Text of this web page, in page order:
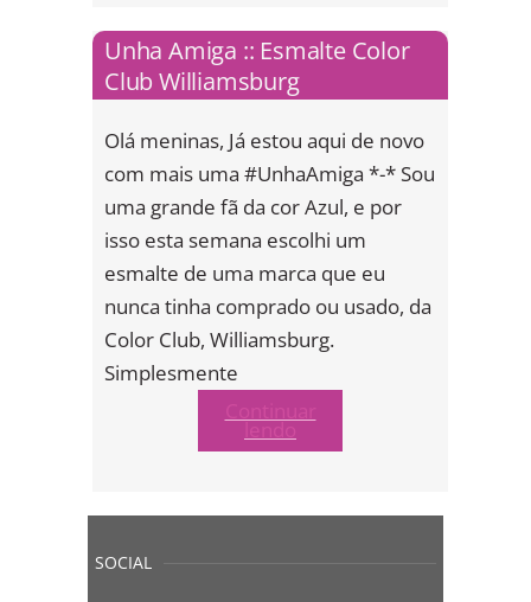
Unha Amiga :: Esmalte Color
Club Williamsburg
Olá meninas, Já estou aqui de novo
com mais uma #UnhaAmiga *-* Sou
uma grande fã da cor Azul, e por
isso esta semana escolhi um
esmalte de uma marca que eu
nunca tinha comprado ou usado, da
Color Club, Williamsburg.
Simplesmente
lendo
SOCIAL